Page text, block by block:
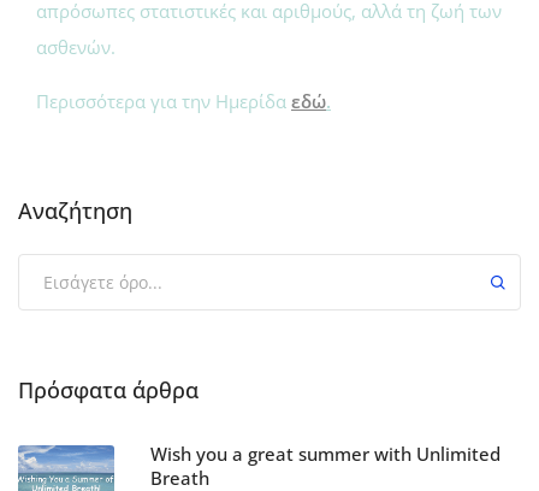
απρόσωπες στατιστικές και αριθμούς, αλλά τη ζωή των
ασθενών.
Περισσότερα για την Ημερίδα εδώ.
Αναζήτηση
Πρόσφατα άρθρα
Wish you a great summer with Unlimited
Breath